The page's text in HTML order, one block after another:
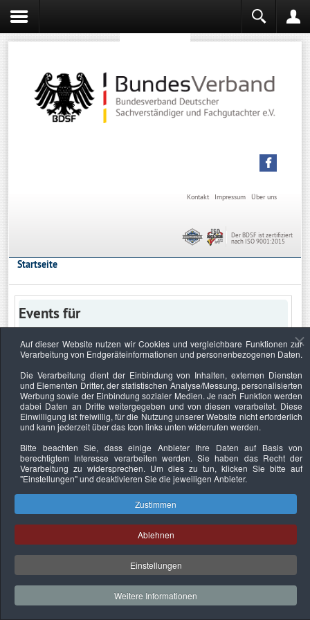
Über uns
Impressum
Kontakt
Der BDSF ist zertifiziert
nach ISO 9001:2015
Startseite
Events für
Keine Termine
Datenschutzerklärung Urheberrechtsnachweise Nachhaltigkeit
Copyright © 2026. Bundesverband Deutscher
Sachverständiger und Fachgutachter e.V..
Auf dieser Website nutzen wir Cookies und vergleichbare Funktionen zur
Verarbeitung von Endgeräteinformationen und personenbezogenen Daten.
Die Verarbeitung dient der Einbindung von Inhalten, externen Diensten
und Elementen Dritter, der statistischen Analyse/Messung, personalisierten
Werbung sowie der Einbindung sozialer Medien. Je nach Funktion werden
dabei Daten an Dritte weitergegeben und von diesen verarbeitet. Diese
Einwilligung ist freiwillig, für die Nutzung unserer Website nicht erforderlich
und kann jederzeit über das Icon links unten widerrufen werden.
Bitte beachten Sie, dass einige Anbieter Ihre Daten auf Basis von
berechtigtem Interesse verarbeiten werden. Sie haben das Recht der
Verarbeitung zu widersprechen. Um dies zu tun, klicken Sie bitte auf
"Einstellungen"und deaktivieren Sie die jeweiligen Anbieter.
Zustimmen
Ablehnen
Einstellungen
Weitere Informationen